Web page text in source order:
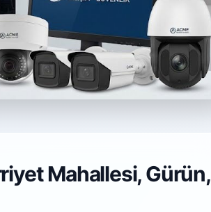
Mahallesi, Gürün,